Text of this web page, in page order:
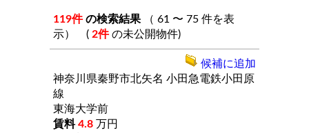
119件 の検索結果
示） ( 2件 の未公開物件)
神奈川県秦野市北矢名 小田急電鉄小田原
線
東海大学前
4.8 万円
候補に追加